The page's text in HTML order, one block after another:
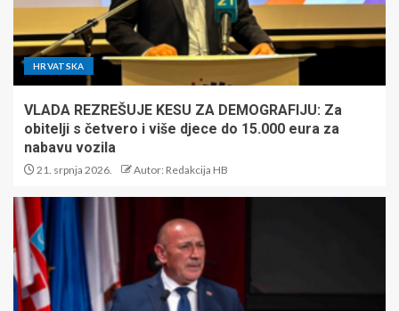
HRVATSKA
VLADA REZREŠUJE KESU ZA DEMOGRAFIJU: Za
obitelji s četvero i više djece do 15.000 eura za
nabavu vozila
21. srpnja 2026. Autor: Redakcija HB